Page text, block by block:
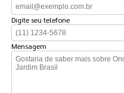
Digite seu telefone
Mensagem